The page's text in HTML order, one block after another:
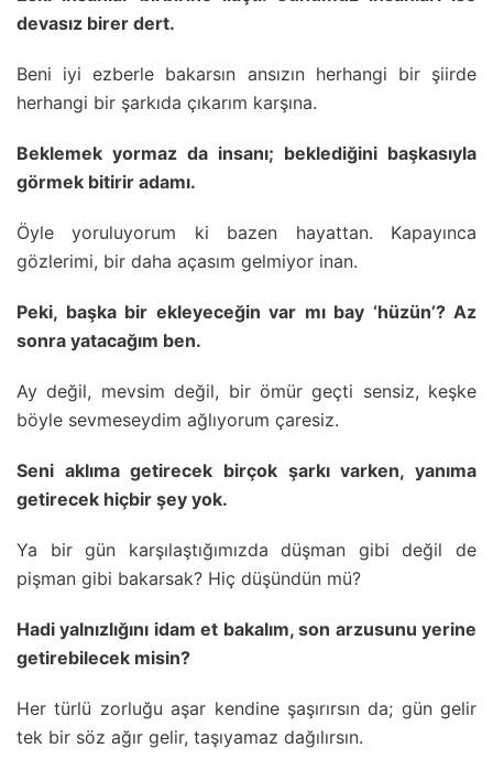
devasız birer dert.
Beni iyi ezberle bakarsın ansızın herhangi bir şiirde
herhangi bir şarkıda çıkarım karşına.
Beklemek yormaz da insanı; beklediğini başkasıyla
görmek bitirir adamı.
Öyle yoruluyorum ki bazen hayattan. Kapayınca
gözlerimi, bir daha açasım gelmiyor inan.
Peki, başka bir ekleyeceğin var mı bay ‘hüzün’? Az
sonra yatacağım ben.
Ay değil, mevsim değil, bir ömür geçti sensiz, keşke
böyle sevmeseydim ağlıyorum çaresiz.
Seni aklıma getirecek birçok şarkı varken, yanıma
getirecek hiçbir şey yok.
Ya bir gün karşılaştığımızda düşman gibi değil de
pişman gibi bakarsak? Hiç düşündün mü?
Hadi yalnızlığını idam et bakalım, son arzusunu yerine
getirebilecek misin?
Her türlü zorluğu aşar kendine şaşırırsın da; gün gelir
tek bir söz ağır gelir, taşıyamaz dağılırsın.